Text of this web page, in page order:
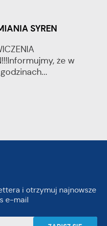
SYREN
że w
i otrzymuj najnowsze
e-mail